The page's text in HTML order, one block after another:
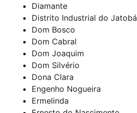
Diamante
Distrito Industrial do Jatobá
Dom Bosco
Dom Cabral
Dom Joaquim
Dom Silvério
Dona Clara
Engenho Nogueira
Ermelinda